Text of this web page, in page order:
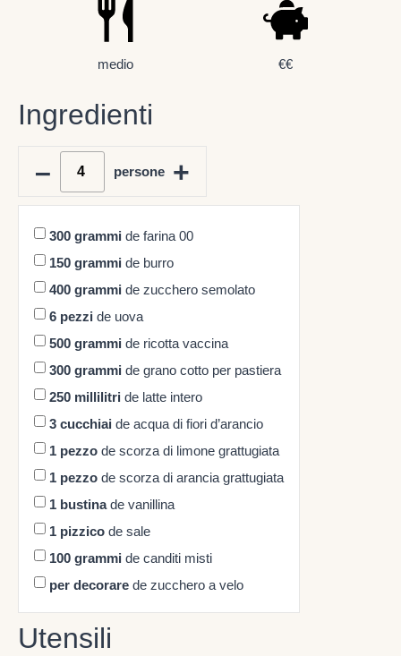
medio €€
Ingredienti
–
persone +
300 grammi de farina 00
150 grammi de burro
400 grammi de zucchero semolato
6 pezzi de uova
500 grammi de ricotta vaccina
300 grammi de grano cotto per pastiera
250 millilitri de latte intero
3 cucchiai de acqua di fiori d’arancio
1 pezzo de scorza di limone grattugiata
1 pezzo de scorza di arancia grattugiata
1 bustinade vanillina
1 pizzico de sale
100 grammi de canditi misti
per decorare de zucchero a velo
Utensili